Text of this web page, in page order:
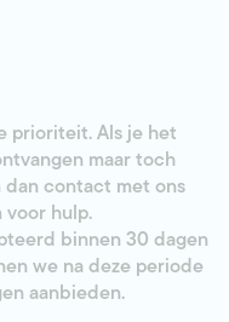
prioriteit.Als je het
maar toch
contact met ons
voor hulp.
binnen30 dagen
we na deze periode
aanbieden.